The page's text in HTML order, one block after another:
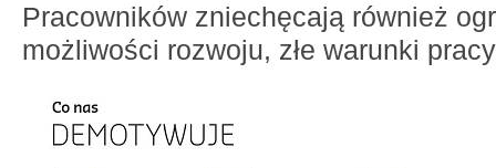
Pracowników zniechęcają również
możliwości rozwoju, złe warunki